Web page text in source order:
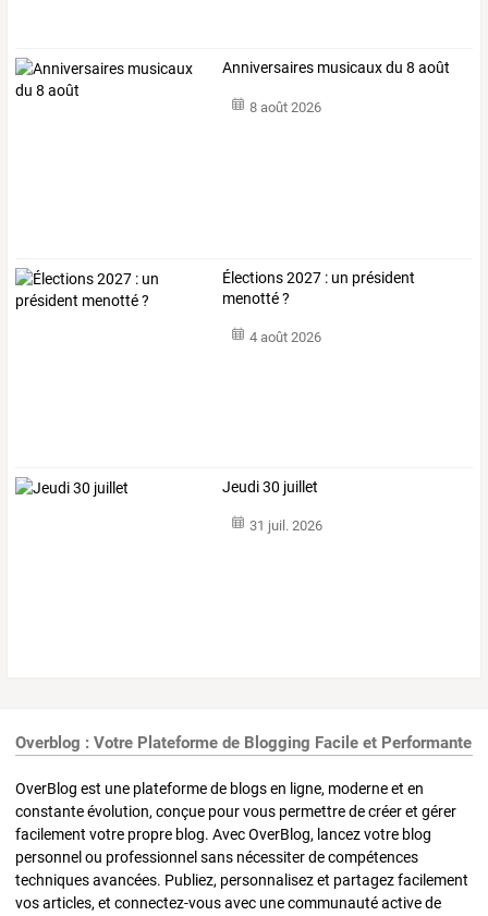
Anniversaires musicaux du 8 août
8 août 2026
Élections 2027 : un président
menotté ?
4 août 2026
Jeudi 30 juillet
31 juil. 2026
Overblog : Votre Plateforme de Blogging Facile et Performante
OverBlog est une plateforme de blogs en ligne, moderne et en
constante évolution, conçue pour vous permettre de créer et gérer
facilement votre propre blog. Avec OverBlog, lancez votre blog
personnel ou professionnel sans nécessiter de compétences
techniques avancées. Publiez, personnalisez et partagez facilement
vos articles, et connectez-vous avec une communauté active de